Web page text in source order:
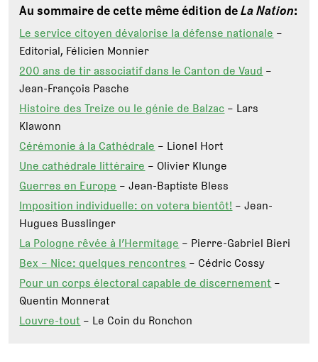
Au sommaire de cette même édition deLa Nation:
Le service citoyen dévalorise la défense nationale–
Editorial, Félicien Monnier
200 ans de tir associatif dans le Canton de Vaud–
Jean-François Pasche
Histoire des Treize ou le génie de Balzac– Lars
Klawonn
Cérémonie à la Cathédrale– Lionel Hort
Une cathédrale littéraire– Olivier Klunge
Guerres en Europe– Jean-Baptiste Bless
Imposition individuelle: on votera bientôt!– Jean-
Hugues Busslinger
La Pologne rêvée à l’Hermitage– Pierre-Gabriel Bieri
Bex – Nice: quelques rencontres– Cédric Cossy
Pour un corps électoral capable de discernement–
Quentin Monnerat
Louvre-tout– Le Coin du Ronchon